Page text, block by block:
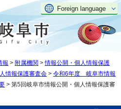
Foreign language
報 > 附属機関 >情報公開・個人情報保護
情報保護審査会 > 令和6年度 岐阜市情報
> 第5回岐阜市情報公開・個人情報保護審